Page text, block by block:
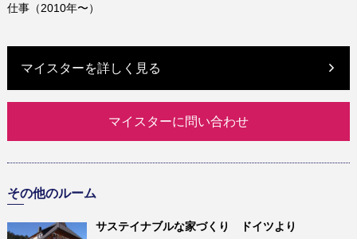
仕事（2010年〜）
マイスターを詳しく見る
マイスターに問い合わせ
その他のルーム
サステイナブルな家づくり ドイツより